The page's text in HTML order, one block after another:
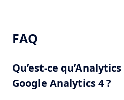
FAQ
Qu’est-ce
Google Analytics 4 ?